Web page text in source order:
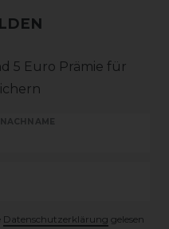
5 Euro Prämie für
NACHNAME
Daten­schutz­erklärung gelesen